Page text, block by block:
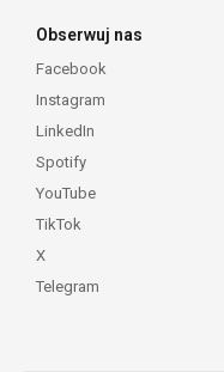
Obserwuj nas
Facebook
Instagram
LinkedIn
Spotify
YouTube
TikTok
X
Telegram